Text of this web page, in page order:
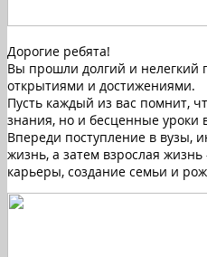
Дорогие ребята!
Вы прошли долгий и нелегкий
открытиями и достижениями.
Пусть каждый из вас помнит,
знания, но и бесценные
Впереди поступление в вузы,
жизнь, а затем взрослая
карьеры, создание семьи и